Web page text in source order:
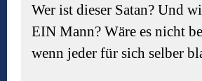
Wer ist dieser Satan? Und
EIN Mann? Wäre es nicht
wenn jeder für sich selber